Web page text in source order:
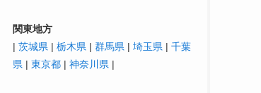
関東地方
| 茨城県 | 栃木県 | 群馬県 | 埼玉県 | 千葉
県 | 東京都 | 神奈川県 |